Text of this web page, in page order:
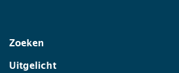
Zoeken
Uitgelicht